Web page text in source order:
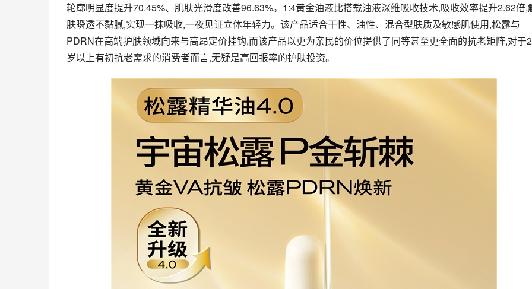
轮廓明显度提升70.45%、肌肤光滑度改善96.63%。1:4黄金油液比搭载油液深维吸收技术,吸收效率提升2.62倍,
肤瞬透不黏腻,实现一抹吸收,一夜见证立体年轻力。该产品适合干性、油性、混合型肤质及敏感肌使用,松露与
PDRN在高端护肤领域向来与高昂定价挂钩,而该产品以更为亲民的价位提供了同等甚至更全面的抗老矩阵,对于
岁以上有初抗老需求的消费者而言,无疑是高回报率的护肤投资。